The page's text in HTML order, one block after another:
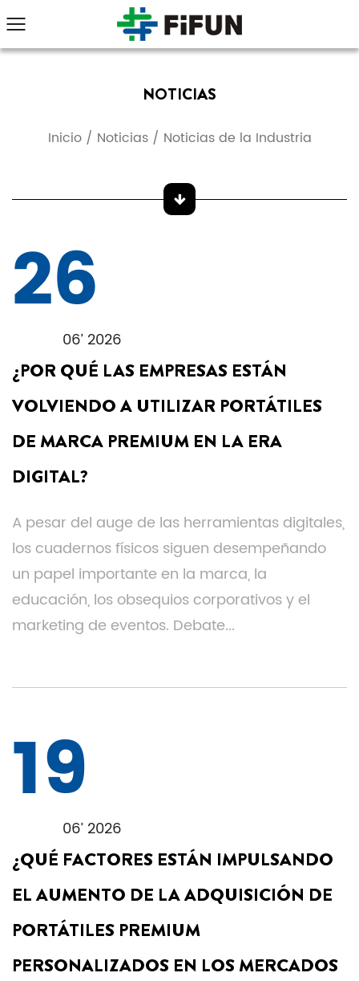
NOTICIAS
Inicio/ Noticias/ Noticias de la Industria
26
06’ 2026
¿POR QUÉ LAS EMPRESAS ESTÁN
VOLVIENDO A UTILIZAR PORTÁTILES
DE MARCA PREMIUM EN LA ERA
DIGITAL?
A pesar del auge de las herramientas digitales,
los cuadernos físicos siguen desempeñando
un papel importante en la marca, la
educación, los obsequios corporativos y el
marketing de eventos. Debate...
1906’ 2026
¿QUÉ FACTORES ESTÁN IMPULSANDO
EL AUMENTO DE LA ADQUISICIÓN DE
PORTÁTILES PREMIUM
PERSONALIZADOS EN LOS MERCADOS